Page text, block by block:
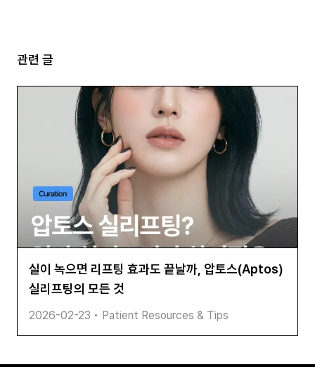
관련 글
실이 녹으면 리프팅 효과도 끝날까, 압토스(Aptos)
실리프팅의 모든 것
2026-02-23 • Patient Resources & Tips